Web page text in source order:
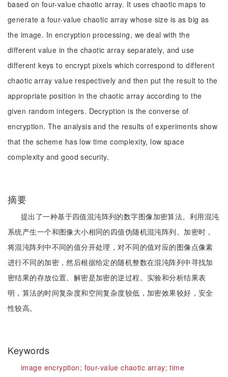
based on four-value chaotic array. It uses chaotic maps to
generate a four-value chaotic array whose size is as big as
the image. In encryption processing, we deal with the
different value in the chaotic array separately, and use
different keys to encrypt pixels which correspond to different
chaotic array value respectively and then put the result to the
appropriate position in the chaotic array according to the
given random integers. Decryption is the converse of
encryption. The analysis and the results of experiments show
that the scheme has low time complexity, low space
complexity and good security.
摘要
提出了一种基于四值混沌阵列的数字图像加密算法。利用混沌
系统产生一个和图像大小相同的四值伪随机混沌阵列。加密时，
将混沌阵列中不同的值分开处理，对不同的值对应的图像点像素
进行不同的加密，然后根据给定的随机整数在混沌阵列中寻找加
密结果的存放位置。解密是加密的逆过程。实验和分析结果表
明，算法的时间复杂度和空间复杂度较低，加密效果较好，安全
性较高。
Keywords
image encryption; four-value chaotic array;time